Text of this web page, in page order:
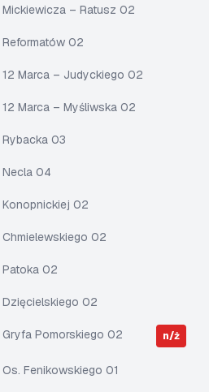
Mickiewicza – Ratusz 02
Reformatów 02
12 Marca – Judyckiego 02
12 Marca – Myśliwska 02
Rybacka 03
Necla 04
Konopnickiej 02
Chmielewskiego 02
Patoka 02
Dzięcielskiego 02
Gryfa Pomorskiego 02 n/ż
Os. Fenikowskiego 01